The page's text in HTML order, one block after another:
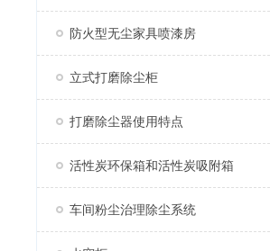
防火型无尘家具喷漆房
立式打磨除尘柜
打磨除尘器使用特点
活性炭环保箱和活性炭吸附箱
车间粉尘治理除尘系统